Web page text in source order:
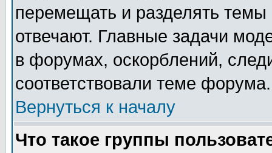
перемещать и разделять
отвечают. Главные задачи
в форумах, оскорблений,
соответствовали теме форума.
Вернуться к началу
Что такое группы